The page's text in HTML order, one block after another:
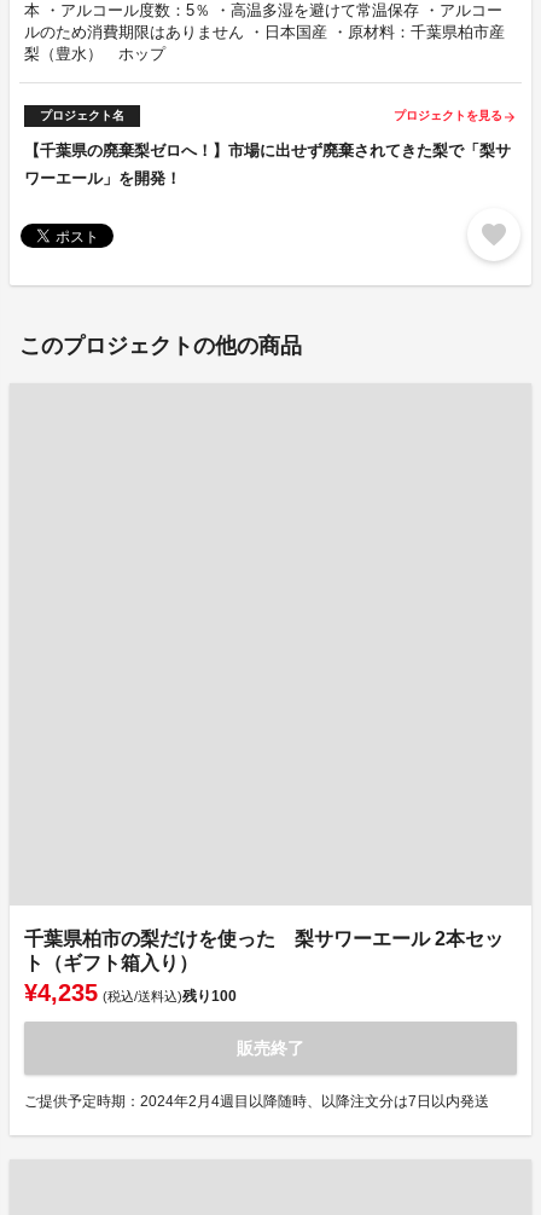
本 ・アルコール度数：5％ ・高温多湿を避けて常温保存 ・アルコー
ルのため消費期限はありません ・日本国産 ・原材料：千葉県柏市産
梨（豊水） ホップ
プロジェクト名 プロジェクトを見る arrow_forward
【千葉県の廃棄梨ゼロへ！】市場に出せず廃棄されてきた梨で「梨サ
ワーエール」を開発！
favorite
このプロジェクトの他の商品
千葉県柏市の梨だけを使った 梨サワーエール 2本セッ
ト（ギフト箱入り）
¥4,235 (税込/送料込)残り100
販売終了
ご提供予定時期：2024年2月4週目以降随時、以降注文分は7日以内発送